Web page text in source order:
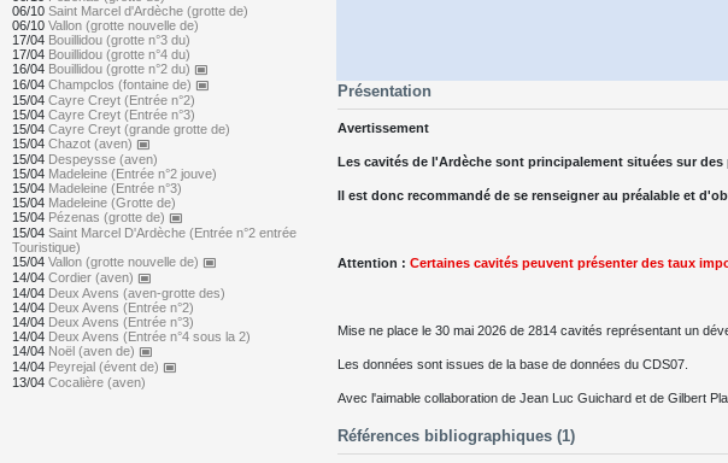
06/10Saint Marcel d'Ardèche (grotte de)
06/10Vallon (grotte nouvelle de)
17/04 Bouillidou (grotte n°3 du)
17/04 Bouillidou (grotte n°4 du)
16/04 Bouillidou (grotte n°2 du) capture
16/04Champclos (fontaine de) capture
15/04Cayre Creyt (Entrée n°2)
15/04Cayre Creyt (Entrée n°3)
15/04Cayre Creyt (grande grotte de)
15/04Chazot (aven) capture
15/04 Despeysse (aven)
15/04 Madeleine (Entrée n°2 jouve)
15/04 Madeleine (Entrée n°3)
15/04 Madeleine (Grotte de)
15/04 Pézenas (grotte de) capture
15/04Saint Marcel D'Ardèche (Entrée n°2 entrée
Touristique)
15/04Vallon (grotte nouvelle de) capture
14/04Cordier (aven) capture
14/04 Deux Avens (aven-grotte des)
14/04 Deux Avens (Entrée n°2)
14/04 Deux Avens (Entrée n°3)
14/04 Deux Avens (Entrée n°4 sous la 2)
14/04 Noël (aven de) capture
14/04 Peyrejal (évent de) capture
13/04Cocalière (aven)
Présentation
Avertissement
Les cavités de l'Ardèche sont principalement situées sur
Il est donc recommandé de se renseigner au préalable et
Attention : Certaines cavités peuvent présenter des taux
Mise ne place le 30 mai 2026 de 2814 cavités représentant un
Les données sont issues de la base de données du CDS07.
Avec l'aimable collaboration de Jean Luc Guichard et de Gilbert
Références bibliographiques (1)